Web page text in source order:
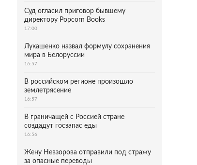
Суд огласил приговор бывшему
директору Popcorn Books
17:00
Лукашенко назвал формулу сохранения
мира в Белоруссии
16:57
В российском регионе произошло
землетрясение
16:57
В граничащей с Россией стране
создадут госзапас еды
16:56
Жену Невзорова отправили под стражу
за опасные переводы